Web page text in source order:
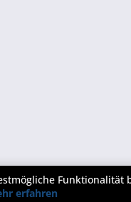
Funktionalität
erfahren